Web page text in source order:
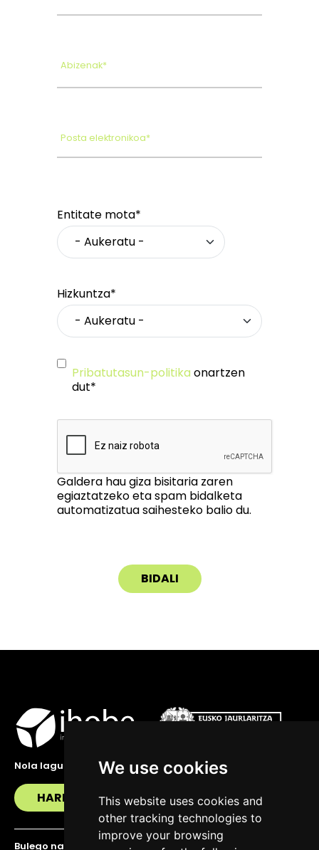
We use cookies
This website uses cookies and
other tracking technologies to
improve your browsing
Abizenak*
Posta elektronikoa*
Entitate mota*
Hizkuntza*
Pribatutasun-politika onartzen
dut*
Galdera hau giza bisitaria zaren
egiaztatzeko eta spam bidalketa
automatizatua saihesteko balio du.
Nola lagundu zaitzakegu?
HARREMANETAN JARRI
Bulego nagusia